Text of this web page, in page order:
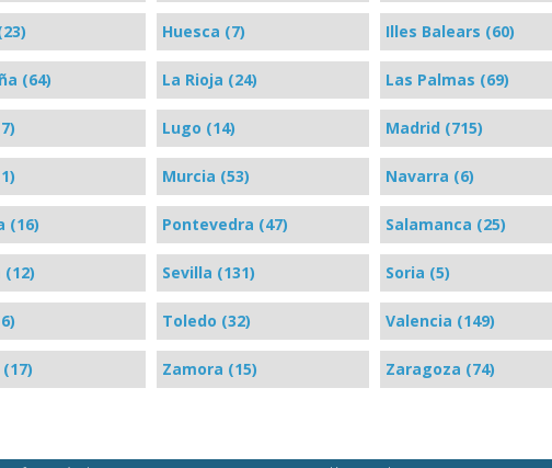
Huesca (7) Illes Balears (60)
(64) La Rioja (24) Las Palmas (69)
Lugo (14) Madrid (715)
Murcia (53) Navarra (6)
(16) Pontevedra (47) Salamanca (25)
(12) Sevilla (131) Soria (5)
Toledo (32) Valencia (149)
Zamora (15) Zaragoza (74)